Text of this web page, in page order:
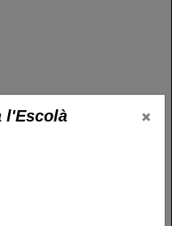
l'Escolà ×